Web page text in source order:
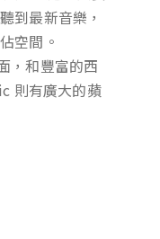
到最新音樂，
空間。
，和豐富的西
則有廣大的蘋